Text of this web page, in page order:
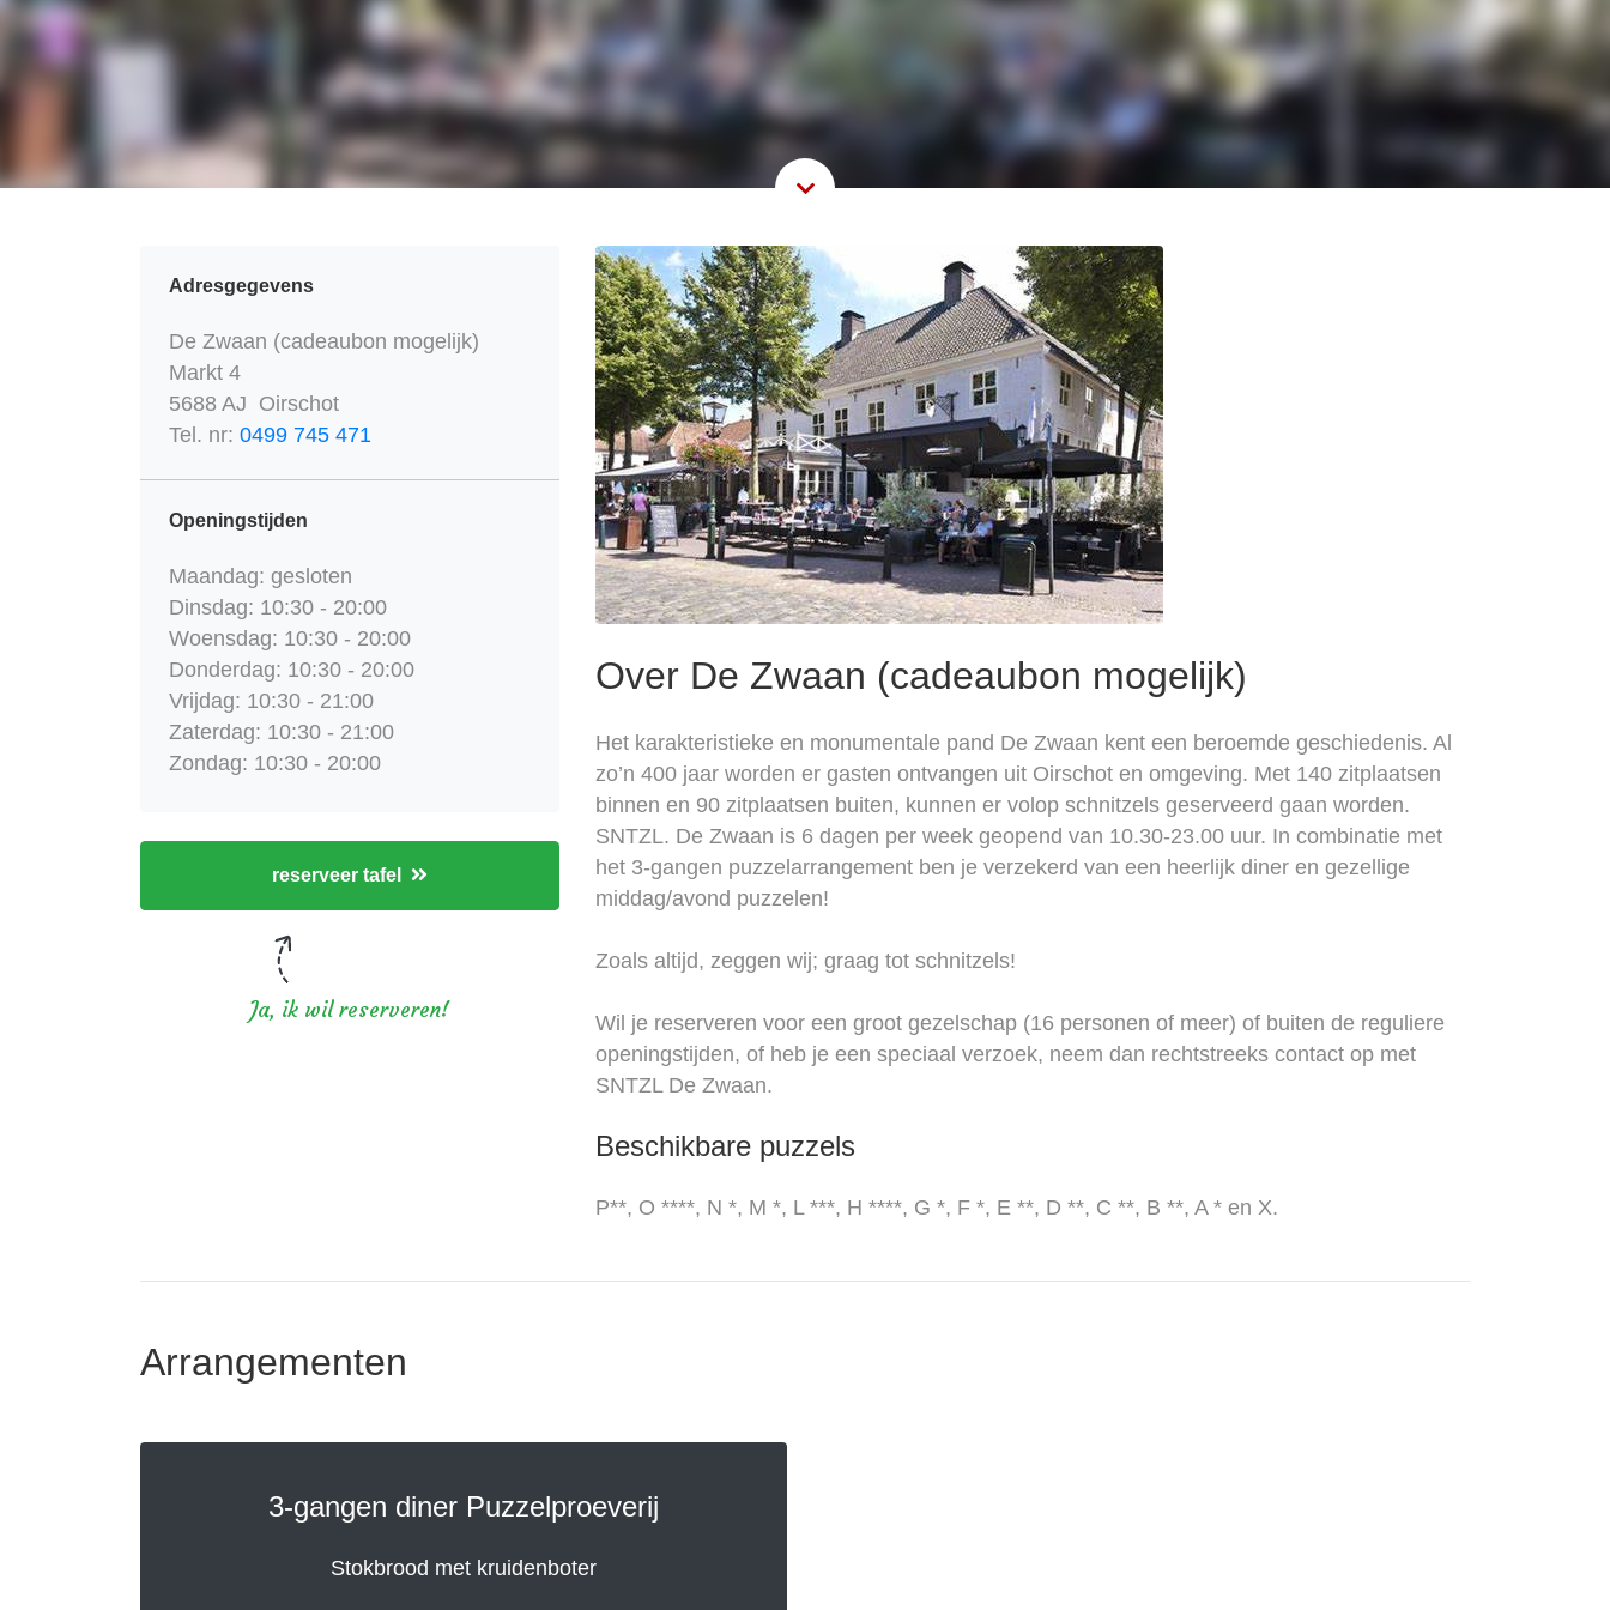
Over De Zwaan (cadeaubon mogelijk)
Het karakteristieke en monumentale pand De Zwaan kent een beroemde geschiedenis. Al
zo’n 400 jaar worden er gasten ontvangen uit Oirschot en omgeving. Met 140 zitplaatsen
binnen en 90 zitplaatsen buiten, kunnen er volop schnitzels geserveerd gaan worden.
SNTZL. De Zwaan is 6 dagen per week geopend van 10.30-23.00 uur. In combinatie met
het 3-gangen puzzelarrangement ben je verzekerd van een heerlijk diner en gezellige
middag/avond puzzelen!
Zoals altijd, zeggen wij; graag tot schnitzels!
Wil je reserveren voor een groot gezelschap (16 personen of meer) of buiten de reguliere
openingstijden, of heb je een speciaal verzoek, neem dan rechtstreeks contact op met
SNTZL De Zwaan.
Beschikbare puzzels
P**, O ****, N *, M *, L ***, H ****, G *, F *, E **, D **, C **, B **, A * en X.
Adresgegevens
De Zwaan (cadeaubon mogelijk)
Markt 4
5688 AJ Oirschot
Tel. nr: 0499 745 471
Openingstijden
Maandag: gesloten
Dinsdag: 10:30 - 20:00
Woensdag: 10:30 - 20:00
Donderdag: 10:30 - 20:00
Vrijdag: 10:30 - 21:00
Zaterdag: 10:30 - 21:00
Zondag: 10:30 - 20:00
reserveer tafel
Ja, ik wil reserveren!
Arrangementen
3-gangen diner Puzzelproeverij
Stokbrood met kruidenboter